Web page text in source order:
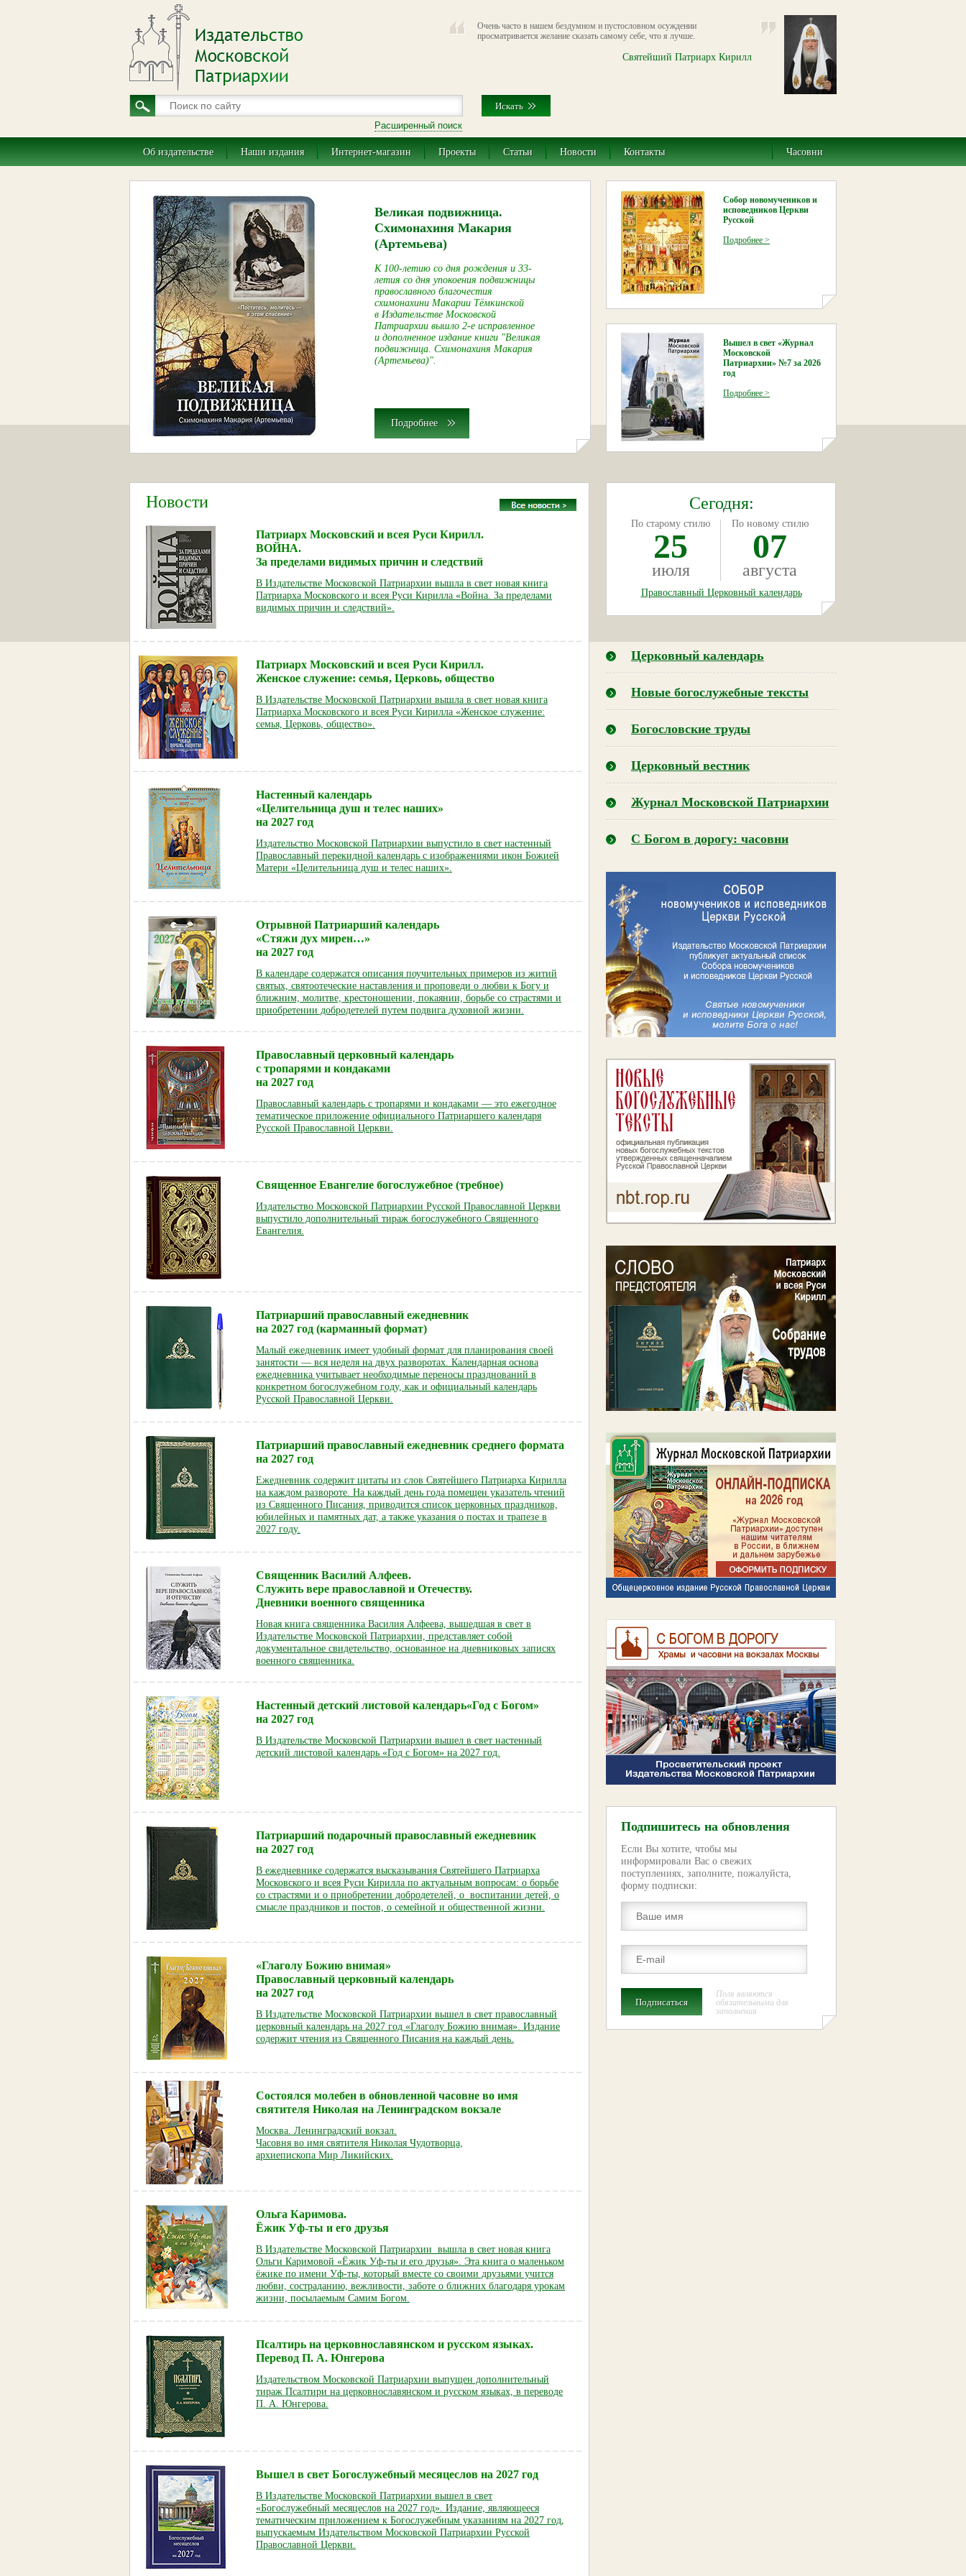
Очень часто в нашем бездумном и пустословном осуждении
просматривается желание сказать самому себе, что я лучше.
Святейший Патриарх Кирилл
Расширенный поиск
Об издательстве Наши издания Интернет-магазин Проекты Статьи Новости Контакты Часовни
Великая подвижница.
Схимонахиня Макария
(Артемьева)
К 100-летию со дня рождения и 33-
летия со дня упокоения подвижницы
православного благочестия
схимонахини Макарии Тёмкинской
в Издательстве Московской
Патриархии вышло 2-е исправленное
и дополненное издание книги "Великая
подвижница. Схимонахиня Макария
(Артемьева)".
Подробнее
Собор новомучеников и
исповедников Церкви
Русской
Подробнее >
Вышел в свет «Журнал
Московской
Патриархии» №7 за 2026
год
Подробнее >
Сегодня:
По старому стилю
25
июля
По новому стилю
07
августа
Православный Церковный календарь
Церковный календарь
Новые богослужебные тексты
Богословские труды
Церковный вестник
Журнал Московской Патриархии
С Богом в дорогу: часовни
Подпишитесь на обновления
Если Вы хотите, чтобы мы
информировали Вас о свежих
поступлениях, заполните, пожалуйста,
форму подписки:
Подписаться
Поля являются
обязательными для
заполнения
Новости
Патриарх Московский и всея Руси Кирилл.
ВОЙНА.
За пределами видимых причин и следствий
В Издательстве Московской Патриархии вышла в свет новая книга
Патриарха Московского и всея Руси Кирилла «Война. За пределами
видимых причин и следствий».
Патриарх Московский и всея Руси Кирилл.
Женское служение: семья, Церковь, общество
В Издательстве Московской Патриархии вышла в свет новая книга
Патриарха Московского и всея Руси Кирилла «Женское служение:
семья, Церковь, общество».
Настенный календарь
«Целительница душ и телес наших»
на 2027 год
Издательство Московской Патриархии выпустило в свет настенный
Православный перекидной календарь с изображениями икон Божией
Матери «Целительница душ и телес наших».
Отрывной Патриарший календарь
«Стяжи дух мирен…»
на 2027 год
В календаре содержатся описания поучительных примеров из житий
святых, святоотеческие наставления и проповеди о любви к Богу и
ближним, молитве, крестоношении, покаянии, борьбе со страстями и
приобретении добродетелей путем подвига духовной жизни.
Православный церковный календарь
с тропарями и кондаками
на 2027 год
Православный календарь с тропарями и кондаками — это ежегодное
тематическое приложение официального Патриаршего календаря
Русской Православной Церкви.
Священное Евангелие богослужебное (требное)
Издательство Московской Патриархии Русской Православной Церкви
выпустило дополнительный тираж богослужебного Священного
Евангелия.
Патриарший православный ежедневник
на 2027 год (карманный формат)
Малый ежедневник имеет удобный формат для планирования своей
занятости — вся неделя на двух разворотах. Календарная основа
ежедневника учитывает необходимые переносы празднований в
конкретном богослужебном году, как и официальный календарь
Русской Православной Церкви.
Патриарший православный ежедневник среднего формата
на 2027 год
Ежедневник содержит цитаты из слов Святейшего Патриарха Кирилла
на каждом развороте. На каждый день года помещен указатель чтений
из Священного Писания, приводится список церковных праздников,
юбилейных и памятных дат, а также указания о постах и трапезе в
2027 году.
Священник Василий Алфеев.
Служить вере православной и Отечеству.
Дневники военного священника
Новая книга священника Василия Алфеева, вышедшая в свет в
Издательстве Московской Патриархии, представляет собой
документальное свидетельство, основанное на дневниковых записях
военного священника.
Настенный детский листовой календарь«Год с Богом»
на 2027 год
В Издательстве Московской Патриархии вышел в свет настенный
детский листовой календарь «Год с Богом» на 2027 год.
Патриарший подарочный православный ежедневник
на 2027 год
В ежедневнике содержатся высказывания Святейшего Патриарха
Московского и всея Руси Кирилла по актуальным вопросам: о борьбе
со страстями и о приобретении добродетелей, о воспитании детей, о
смысле праздников и постов, о семейной и общественной жизни.
«Глаголу Божию внимая»
Православный церковный календарь
на 2027 год
В Издательстве Московской Патриархии вышел в свет православный
церковный календарь на 2027 год «Глаголу Божию внимая». Издание
содержит чтения из Священного Писания на каждый день.
Состоялся молебен в обновленной часовне во имя
святителя Николая на Ленинградском вокзале
Москва. Ленинградский вокзал.
Часовня во имя святителя Николая Чудотворца,
архиепископа Мир Ликийских.
Ольга Каримова.
Ёжик Уф-ты и его друзья
В Издательстве Московской Патриархии вышла в свет новая книга
Ольги Каримовой «Ёжик Уф-ты и его друзья». Эта книга о маленьком
ёжике по имени Уф-ты, который вместе со своими друзьями учится
любви, состраданию, вежливости, заботе о ближних благодаря урокам
жизни, посылаемым Самим Богом.
Псалтирь на церковнославянском и русском языках.
Перевод П. А. Юнгерова
Издательством Московской Патриархии выпущен дополнительный
тираж Псалтири на церковнославянском и русском языках, в переводе
П. А. Юнгерова.
Вышел в свет Богослужебный месяцеслов на 2027 год
В Издательстве Московской Патриархии вышел в свет
«Богослужебный месяцеслов на 2027 год». Издание, являющееся
тематическим приложением к Богослужебным указаниям на 2027 год,
выпускаемым Издательством Московской Патриархии Русской
Православной Церкви.